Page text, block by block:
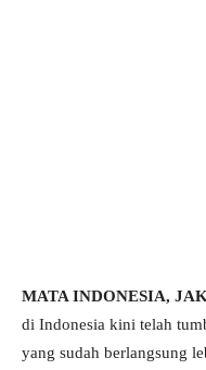
MATA INDONESIA,
di Indonesia kini telah
yang sudah berlangsung